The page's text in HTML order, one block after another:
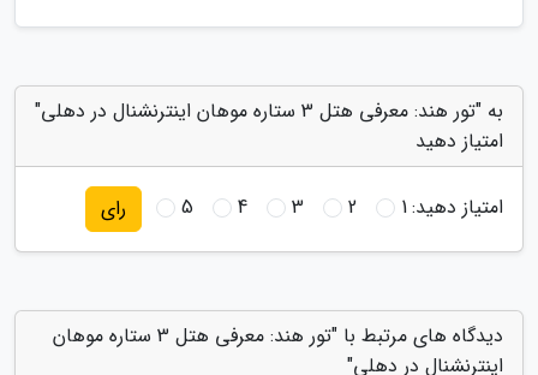
به "تور هند: معرفی هتل 3 ستاره موهان اینترنشنال در دهلی"
امتیاز دهید
امتیاز دهید:1
2
3
4
5 رای
دیدگاه های مرتبط با "تور هند: معرفی هتل 3 ستاره موهان
اینترنشنال در دهلی"